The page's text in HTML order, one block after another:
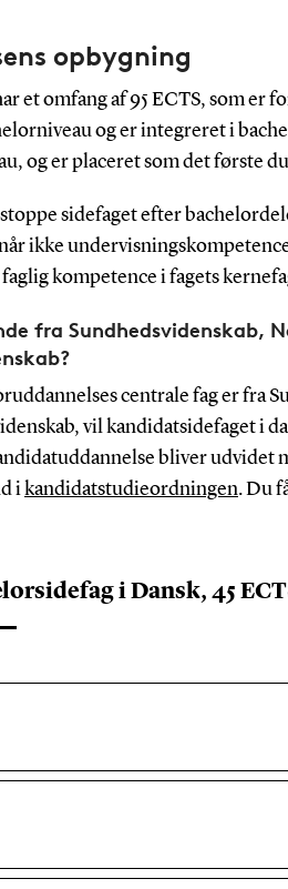
opbygning
et omfang af 95 ECTS, som er
og er integreret i
og er placeret som det første
sidefaget efter
ikke
kompetence i fagets
fra Sundhedsvidenskab,
centrale fag er fra
vil kandidatsidefaget i
bliver udvidet
i kandidatstudieordningen. Du